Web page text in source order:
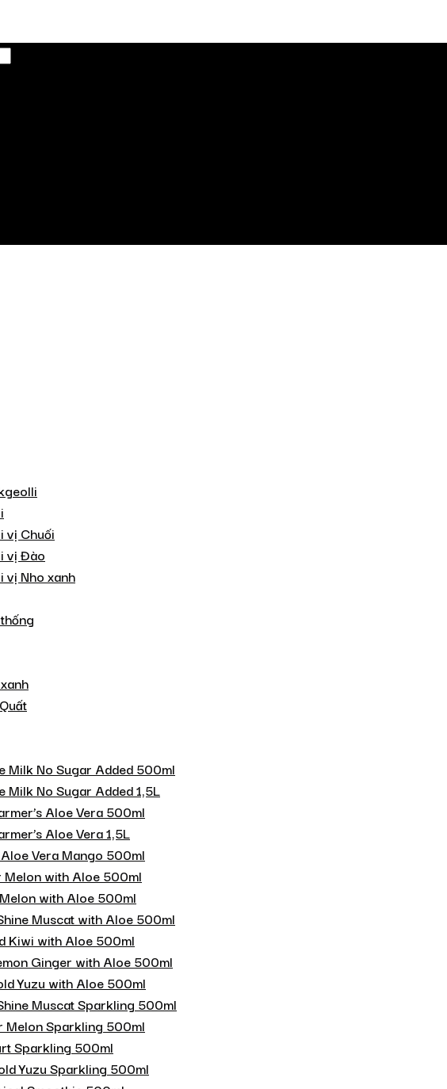
vị Chuối
vị Đào
vị Nho xanh
Milk No Sugar Added 500ml
Milk No Sugar Added 1,5L
Aloe Vera 500ml
Aloe Vera 1,5L
Vera Mango 500ml
Melon with Aloe 500ml
with Aloe 500ml
Muscat with Aloe 500ml
Kiwi with Aloe 500ml
Ginger with Aloe 500ml
Yuzu with Aloe 500ml
Muscat Sparkling 500ml
Melon Sparkling 500ml
Sparkling 500ml
Yuzu Sparkling 500ml